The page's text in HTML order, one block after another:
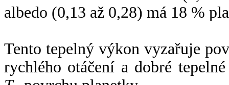
albedo (0,13 až 0,28) má 18 %
Tento tepelný výkon vyzařuje
rychlého otáčení a dobré